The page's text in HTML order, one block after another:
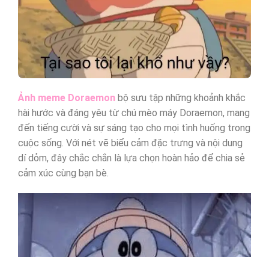
Ảnh meme Doraemonbộ sưu tập những khoảnh khắc
hài hước và đáng yêu từ chú mèo máy Doraemon, mang
đến tiếng cười và sự sáng tạo cho mọi tình huống trong
cuộc sống. Với nét vẽ biểu cảm đặc trưng và nội dung
dí dỏm, đây chắc chắn là lựa chọn hoàn hảo để chia sẻ
cảm xúc cùng bạn bè.